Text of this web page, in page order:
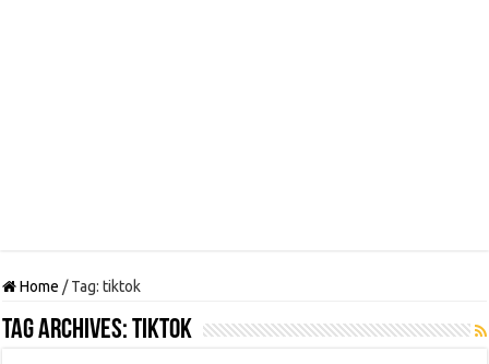
Home / Tag:tiktok
Tag Archives:tiktok